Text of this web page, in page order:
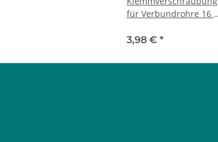
für Verbundrohre 16 x
3,98 € *